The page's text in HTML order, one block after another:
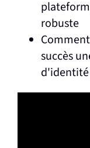
robuste
succès
d'identité